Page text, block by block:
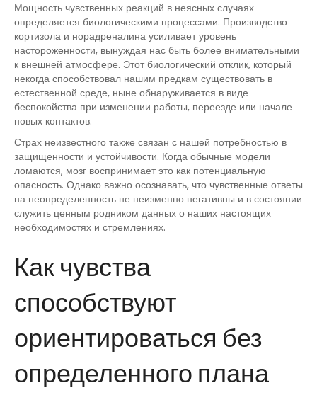
Мощность чувственных реакций в неясных случаях
определяется биологическими процессами. Производство
кортизола и норадреналина усиливает уровень
настороженности, вынуждая нас быть более внимательными
к внешней атмосфере. Этот биологический отклик, который
некогда способствовал нашим предкам существовать в
естественной среде, ныне обнаруживается в виде
беспокойства при изменении работы, переезде или начале
новых контактов.
Страх неизвестного также связан с нашей потребностью в
защищенности и устойчивости. Когда обычные модели
ломаются, мозг воспринимает это как потенциальную
опасность. Однако важно осознавать, что чувственные ответы
на неопределенность не неизменно негативны и в состоянии
служить ценным родником данных о наших настоящих
необходимостях и стремлениях.
Как чувства
способствуют
ориентироваться без
определенного плана